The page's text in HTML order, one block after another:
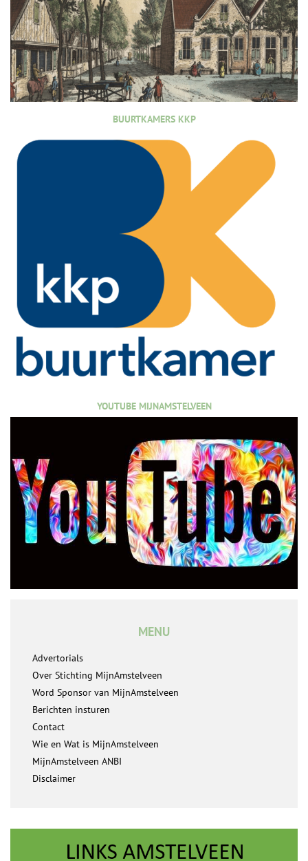
BUURTKAMERS KKP
YOUTUBE MIJNAMSTELVEEN
MENU
Advertorials
Over Stichting MijnAmstelveen
Word Sponsor van MijnAmstelveen
Berichten insturen
Contact
Wie en Wat is MijnAmstelveen
MijnAmstelveen ANBI
Disclaimer